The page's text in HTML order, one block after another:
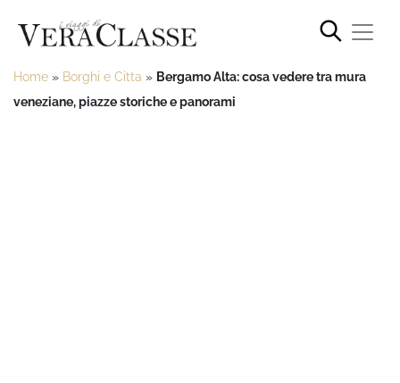
Home » Borghi e Citta » Bergamo Alta: cosa vedere tra mura
veneziane, piazze storiche e panorami